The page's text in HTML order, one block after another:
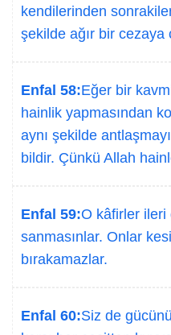
kendilerinden
şekilde ağır bir cezaya
Enfal 58:Eğer bir
hainlik yapmasından
aynı şekilde
bildir. Çünkü Allah
Enfal 59:O kâfirler ileri
sanmasınlar. Onlar
bırakamazlar.
Enfal 60:Siz de